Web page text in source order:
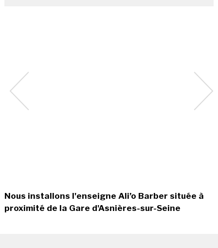
Nous installons l'enseigne Ali’o Barber située à
proximité de la Gare d'Asnières-sur-Seine